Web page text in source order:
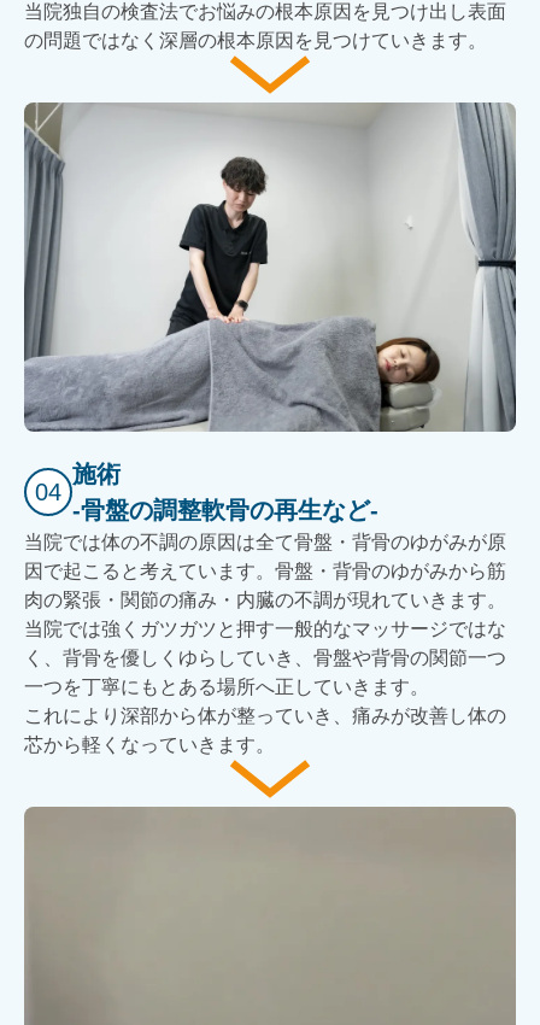
当院独自の検査法でお悩みの根本原因を見つけ出し表面
の問題ではなく深層の根本原因を見つけていきます。
04
施術
-骨盤の調整軟骨の再生など-
当院では体の不調の原因は全て骨盤・背骨のゆがみが原
因で起こると考えています。骨盤・背骨のゆがみから筋
肉の緊張・関節の痛み・内臓の不調が現れていきます。
当院では強くガツガツと押す一般的なマッサージではな
く、背骨を優しくゆらしていき、骨盤や背骨の関節一つ
一つを丁寧にもとある場所へ正していきます。
これにより深部から体が整っていき、痛みが改善し体の
芯から軽くなっていきます。